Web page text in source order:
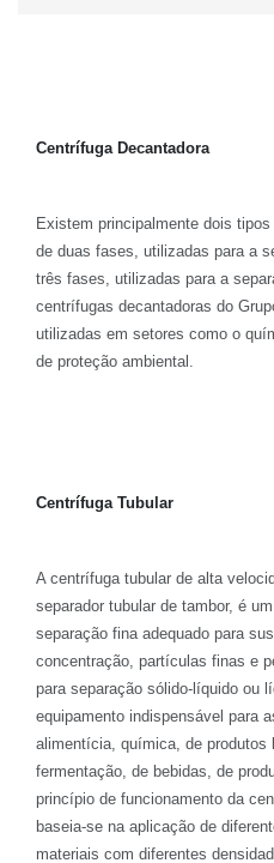
Centrífuga Decantadora
Existem principalmente dois
de duas fases, utilizadas para a
três fases, utilizadas para a
centrífugas decantadoras do
utilizadas em setores como o
de proteção ambiental.
Centrífuga Tubular
A centrífuga tubular de alta
separador tubular de tambor, é
separação fina adequado para
concentração, partículas finas e
para separação sólido-líquido ou
equipamento indispensável para
alimentícia, química, de produtos
fermentação, de bebidas, de
princípio de funcionamento da
baseia-se na aplicação de
materiais com diferentes